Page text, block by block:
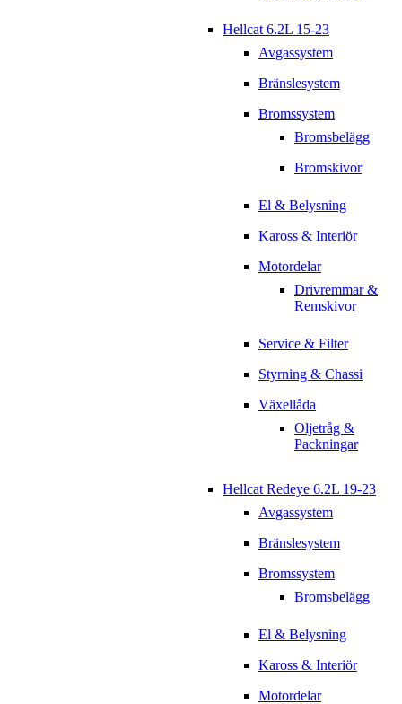
Hellcat 6.2L 15-23
Avgassystem
Bränslesystem
Bromssystem
Bromsbelägg
Bromskivor
El & Belysning
Kaross & Interiör
Motordelar
Drivremmar &
Remskivor
Service & Filter
Styrning & Chassi
Växellåda
Oljetråg &
Packningar
Hellcat Redeye 6.2L 19-23
Avgassystem
Bränslesystem
Bromssystem
Bromsbelägg
El & Belysning
Kaross & Interiör
Motordelar